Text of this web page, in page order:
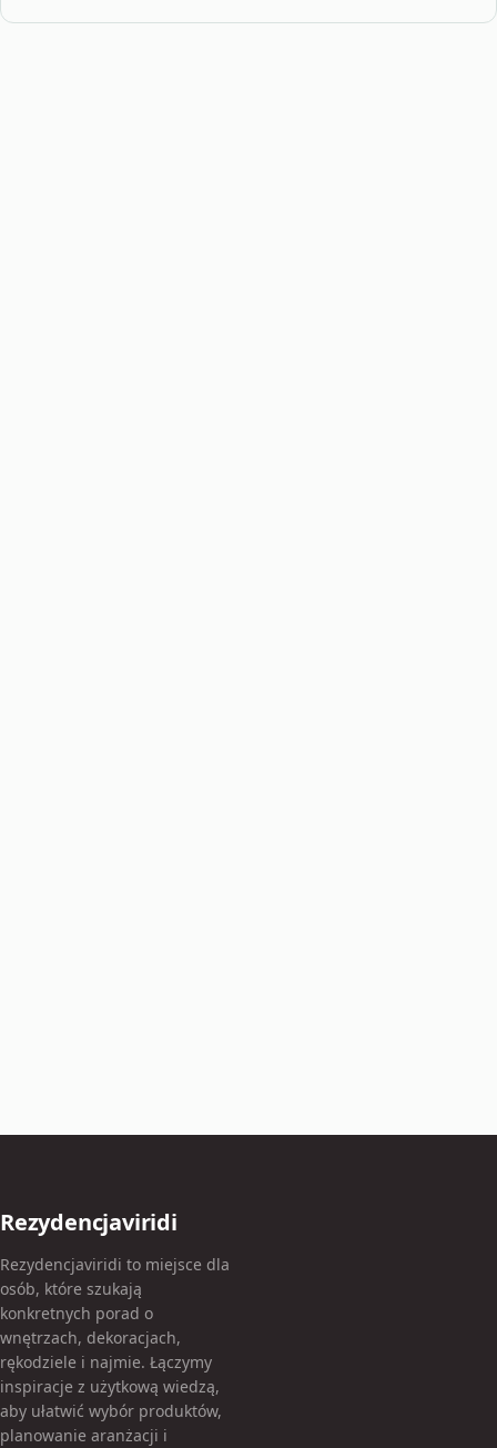
Rezydencjaviridi
Rezydencjaviridi to miejsce dla
osób, które szukają
konkretnych porad o
wnętrzach, dekoracjach,
rękodziele i najmie. Łączymy
inspiracje z użytkową wiedzą,
aby ułatwić wybór produktów,
planowanie aranżacji i